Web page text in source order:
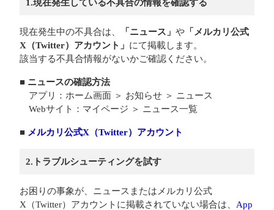
1.現在発生している不具合の情報を確認する
現在発生中の不具合は、 「ニュース」 や 「メルカリ公式
X（Twitter）アカウント」 にて掲載します。
該当する不具合情報がないかご確認ください。
■ ニュースの確認方法
アプリ：ホーム画面 ＞ お知らせ ＞ ニュース
Webサイト：マイページ ＞ ニュース一覧
■ メルカリ公式X（Twitter）アカウント
2.トラブルシューティングを試す
お困りの事象が、ニュースまたはメルカリ公式
X（Twitter）アカウントに掲載されていない場合は、 App